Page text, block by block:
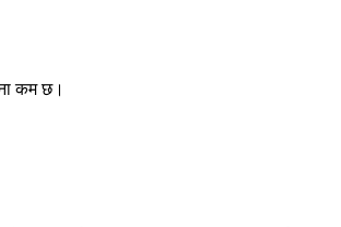
कम छ।